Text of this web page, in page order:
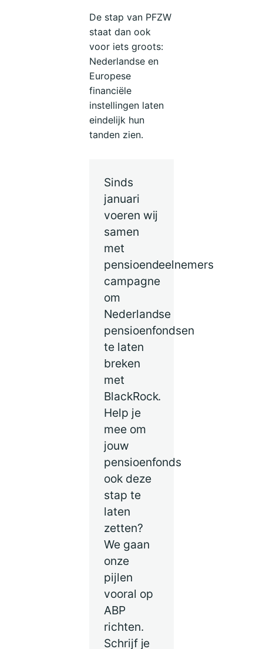
De stap van PFZW
staat dan ook
voor iets groots:
Nederlandse en
Europese
financiële
instellingen laten
eindelijk hun
tanden zien.
Sinds
januari
voeren wij
samen
met
pensioendeelnemers
campagne
om
Nederlandse
pensioenfondsen
te laten
breken
met
BlackRock.
Help je
mee om
jouw
pensioenfonds
ook deze
stap te
laten
zetten?
We gaan
onze
pijlen
vooral op
ABP
richten.
Schrijf je